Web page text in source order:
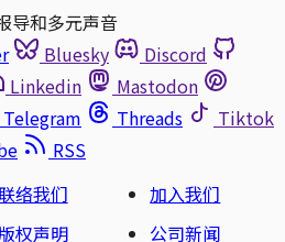
导和多元声音
Bluesky
Discord
Linkedin
Mastodon
Telegram Threads
Tiktok
RSS
络我们
加入我们
版权声明
公司新闻